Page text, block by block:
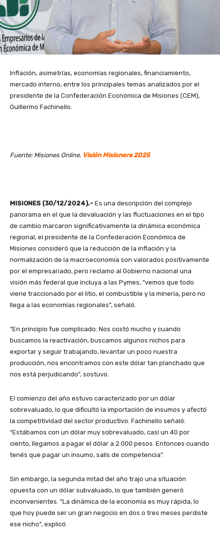
Inflación, asimetrías, economías regionales, financiamiento,
mercado interno, entre los principales temas analizados por el
presidente de la Confederación Económica de Misiones (CEM),
Guillermo Fachinello.
Fuente: Misiones Online. Visión Misionera 2025
MISIONES (30/12/2024).- Es una descripción del complejo
panorama en el que la devaluación y las fluctuaciones en el tipo
de cambio marcaron significativamente la dinámica económica
regional, el presidente de la Confederación Económica de
Misiones consideró que la reducción de la inflación y la
normalización de la macroeconomía son valorados positivamente
por el empresariado, pero reclamo al Gobierno nacional una
visión más federal que incluya a las Pymes, “vemos que todo
viene traccionado por el litio, el combustible y la minería, pero no
llega a las economías regionales”, señaló.
“En principio fue complicado. Nos costó mucho y cuando
buscamos la reactivación, buscamos algunos nichos para
exportar y seguir trabajando, levantar un poco nuestra
producción, nos encontramos con este dólar tan planchado que
nos está perjudicando”, sostuvo.
El comienzo del año estuvo caracterizado por un dólar
sobrevaluado, lo que dificultó la importación de insumos y afectó
la competitividad del sector productivo. Fachinello señaló:
“Estábamos con un dólar muy sobrevaluado, casi un 40 por
ciento, llegamos a pagar el dólar a 2.000 pesos. Entonces cuando
tenés que pagar un insumo, salís de competencia”.
Sin embargo, la segunda mitad del año trajo una situación
opuesta con un dólar subvaluado, lo que también generó
inconvenientes. “La dinámica de la economía es muy rápida, lo
que hoy puede ser un gran negocio en dos o tres meses perdiste
ese nicho”, explicó.